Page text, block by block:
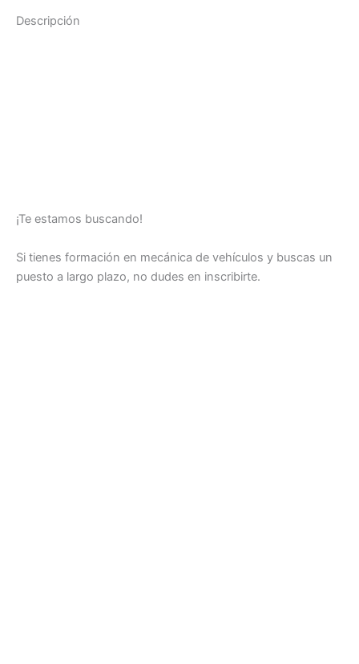
Descripción
¡Te estamos buscando!
Si tienes formación en mecánica de vehículos y buscas un
puesto a largo plazo, no dudes en inscribirte.